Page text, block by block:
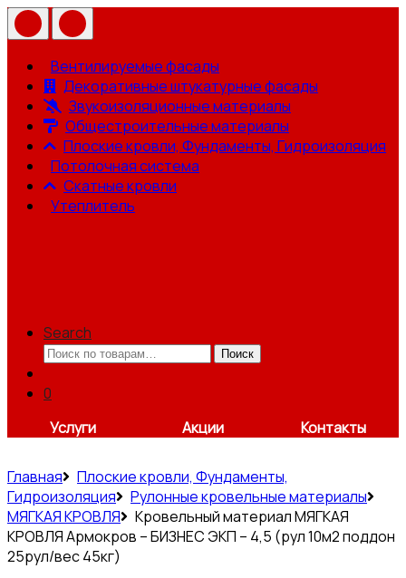
Вентилируемые фасады
Декоративные штукатурные фасады
Звукоизоляционные материалы
Общестроительные материалы
Плоские кровли, Фундаменты, Гидроизоляция
Потолочная система
Скатные кровли
Утеплитель
Search
Искать:
Поиск
0
Услуги
Акции Контакты
Главная
Плоские кровли, Фундаменты,
Гидроизоляция
Рулонные кровельные материалы
МЯГКАЯ КРОВЛЯ
Кровельный материал МЯГКАЯ
КРОВЛЯ Армокров – БИЗНЕС ЭКП – 4,5 (рул 10м2 поддон
25рул/вес 45кг)